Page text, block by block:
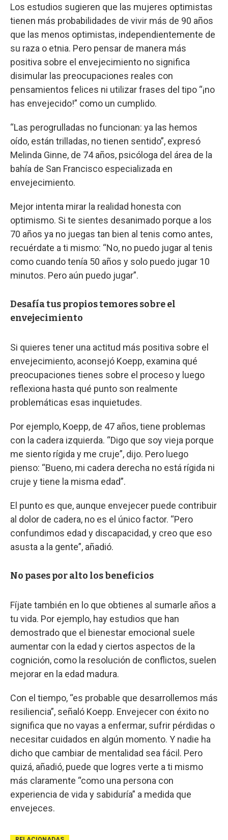
Los estudios sugieren que las mujeres optimistas
tienen más probabilidades de vivir más de 90 años
que las menos optimistas, independientemente de
su raza o etnia. Pero pensar de manera más
positiva sobre el envejecimiento no significa
disimular las preocupaciones reales con
pensamientos felices ni utilizar frases del tipo “¡no
has envejecido!” como un cumplido.
“Las perogrulladas no funcionan: ya las hemos
oído, están trilladas, no tienen sentido”, expresó
Melinda Ginne, de 74 años, psicóloga del área de la
bahía de San Francisco especializada en
envejecimiento.
Mejor intenta mirar la realidad honesta con
optimismo. Si te sientes desanimado porque a los
70 años ya no juegas tan bien al tenis como antes,
recuérdate a ti mismo: “No, no puedo jugar al tenis
como cuando tenía 50 años y solo puedo jugar 10
minutos. Pero aún puedo jugar”.
Desafía tus propios temores sobre el
envejecimiento
Si quieres tener una actitud más positiva sobre el
envejecimiento, aconsejó Koepp, examina qué
preocupaciones tienes sobre el proceso y luego
reflexiona hasta qué punto son realmente
problemáticas esas inquietudes.
Por ejemplo, Koepp, de 47 años, tiene problemas
con la cadera izquierda. “Digo que soy vieja porque
me siento rígida y me cruje”, dijo. Pero luego
pienso: “Bueno, mi cadera derecha no está rígida ni
cruje y tiene la misma edad”.
El punto es que, aunque envejecer puede contribuir
al dolor de cadera, no es el único factor. “Pero
confundimos edad y discapacidad, y creo que eso
asusta a la gente”, añadió.
No pases por alto los beneficios
Fíjate también en lo que obtienes al sumarle años a
tu vida. Por ejemplo, hay estudios que han
demostrado que el bienestar emocional suele
aumentar con la edad y ciertos aspectos de la
cognición, como la resolución de conflictos, suelen
mejorar en la edad madura.
Con el tiempo, “es probable que desarrollemos más
resiliencia”, señaló Koepp. Envejecer con éxito no
significa que no vayas a enfermar, sufrir pérdidas o
necesitar cuidados en algún momento. Y nadie ha
dicho que cambiar de mentalidad sea fácil. Pero
quizá, añadió, puede que logres verte a ti mismo
más claramente “como una persona con
experiencia de vida y sabiduría” a medida que
envejeces.